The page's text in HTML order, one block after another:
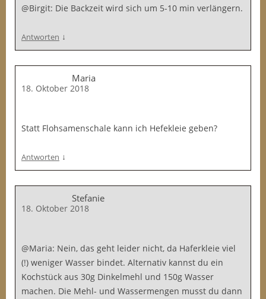
@Birgit: Die Backzeit wird sich um 5-10 min verlängern.
Antworten ↓
Maria
18. Oktober 2018
Statt Flohsamenschale kann ich Hefekleie geben?
Antworten ↓
Stefanie
18. Oktober 2018
@Maria: Nein, das geht leider nicht, da Haferkleie viel
(!) weniger Wasser bindet. Alternativ kannst du ein
Kochstück aus 30g Dinkelmehl und 150g Wasser
machen. Die Mehl- und Wassermengen musst du dann